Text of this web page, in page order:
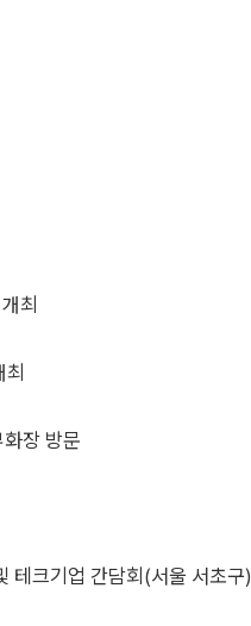
최
장 방문
크기업 간담회(서울 서초구)